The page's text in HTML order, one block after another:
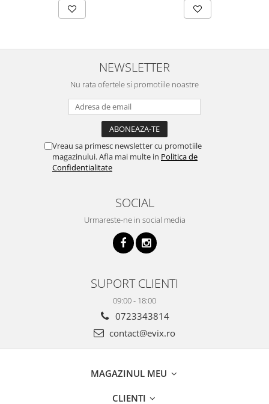
NEWSLETTER
Nu rata ofertele si promotiile noastre
Vreau sa primesc newsletter cu promotiile
magazinului. Afla mai multe in Politica de
Confidentialitate
SOCIAL
Urmareste-ne in social media
SUPORT CLIENTI
09:00 - 18:00
0723343814
contact@evix.ro
MAGAZINUL MEU
CLIENTI